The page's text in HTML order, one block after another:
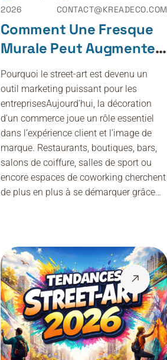
2026
CONTACT@KREADECO.COM
Comment Une Fresque
Murale Peut Augmenter
La Visibilité D’un
Commerce
Pourquoi le street-art est devenu un
outil marketing puissant pour les
entreprisesAujourd’hui, la décoration
d’un commerce joue un rôle essentiel
dans l’expérience client et l’image de
marque. Restaurants, boutiques, bars,
salons de coiffure, salles de sport ou
encore espaces de coworking cherchent
de plus en plus à se démarquer grâce…